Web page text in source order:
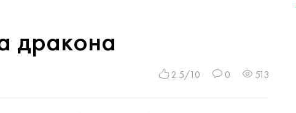
дракона
2.5/10 0 513